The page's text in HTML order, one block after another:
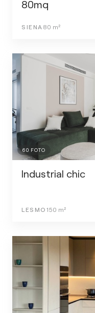
80mq
SIENA 80 m²
60 FOTO
Industrial chic
LESMO 150 m²